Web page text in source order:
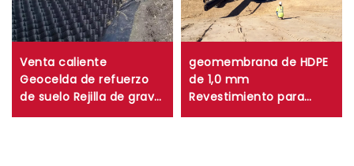
Venta caliente
Geocelda de refuerzo
de suelo Rejilla de grava
Estabilizador de grava
geomembrana de HDPE
de 1,0 mm
Revestimiento para
estanque de granjas de